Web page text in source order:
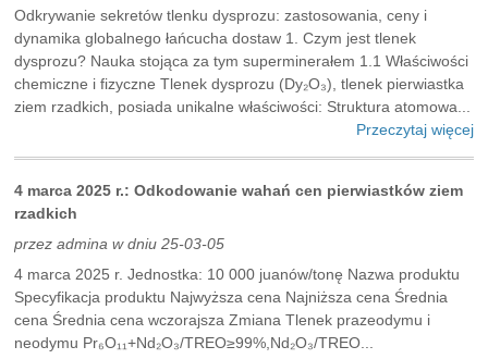
Odkrywanie sekretów tlenku dysprozu: zastosowania, ceny i
dynamika globalnego łańcucha dostaw 1. Czym jest tlenek
dysprozu? Nauka stojąca za tym superminerałem 1.1 Właściwości
chemiczne i fizyczne Tlenek dysprozu (Dy₂O₃), tlenek pierwiastka
ziem rzadkich, posiada unikalne właściwości: Struktura atomowa...
Przeczytaj więcej
4 marca 2025 r.: Odkodowanie wahań cen pierwiastków ziem
rzadkich
przez admina w dniu 25-03-05
4 marca 2025 r. Jednostka: 10 000 juanów/tonę Nazwa produktu
Specyfikacja produktu Najwyższa cena Najniższa cena Średnia
cena Średnia cena wczorajsza Zmiana Tlenek prazeodymu i
neodymu Pr₆O₁₁+Nd₂O₃/TREO≥99%,Nd₂O₃/TREO...